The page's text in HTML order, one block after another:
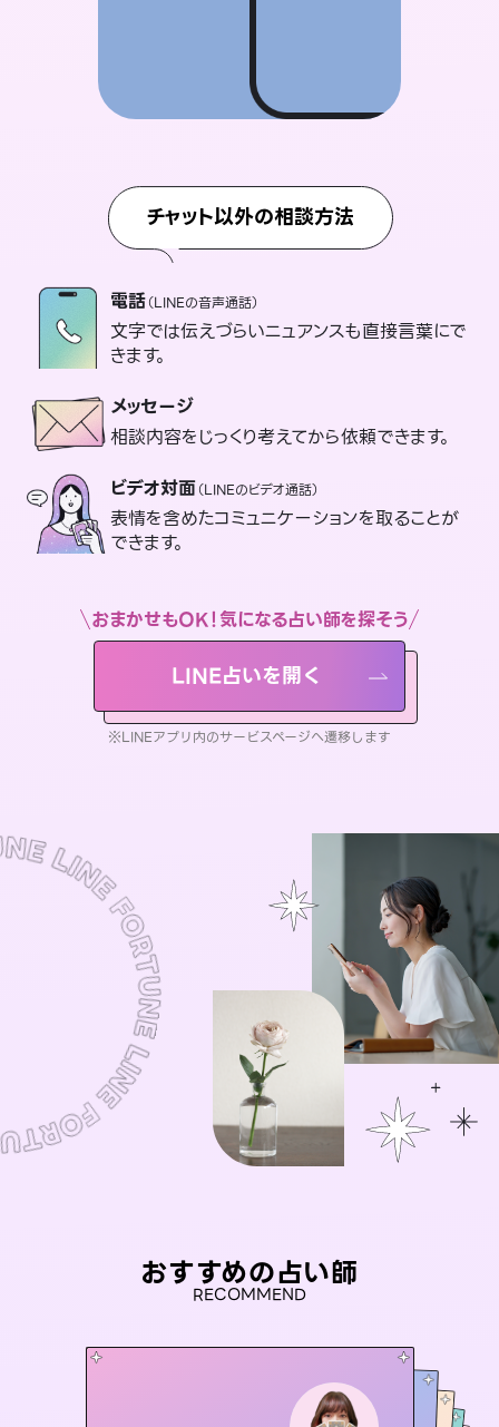
チャット以外の相談方法
電話（LINEの音声通話）
文字では伝えづらいニュアンスも直接言葉にで
きます。
メッセージ
相談内容をじっくり考えてから依頼できます。
ビデオ対面（LINEのビデオ通話）
表情を含めたコミュニケーションを取ることが
できます。
おまかせもOK！気になる占い師を探そう
LINE占いを開く
※LINEアプリ内のサービスページへ遷移します
おすすめの占い師
RECOMMEND